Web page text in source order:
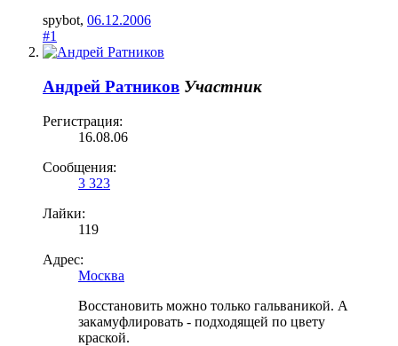
spybot, 06.12.2006
#1
Андрей Ратников Участник
Регистрация:
16.08.06
Сообщения:
3 323
Лайки:
119
Адрес:
Москва
Восстановить можно только гальваникой. А
закамуфлировать - подходящей по цвету
краской.